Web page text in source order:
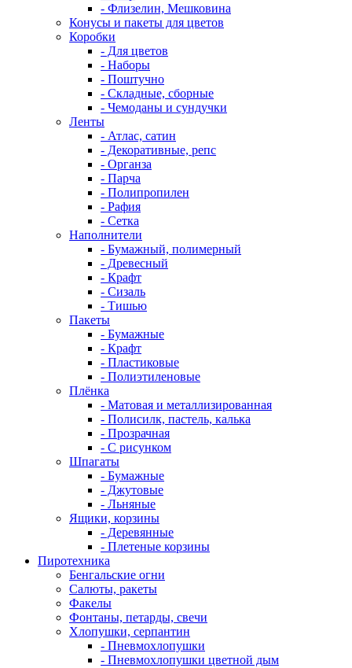
- Флизелин, Мешковина
Конусы и пакеты для цветов
Коробки
- Для цветов
- Наборы
- Поштучно
- Складные, сборные
- Чемоданы и сундучки
Ленты
- Атлас, сатин
- Декоративные, репс
- Органза
- Парча
- Полипропилен
- Рафия
- Сетка
Наполнители
- Бумажный, полимерный
- Древесный
- Крафт
- Сизаль
- Тишью
Пакеты
- Бумажные
- Крафт
- Пластиковые
- Полиэтиленовые
Плёнка
- Матовая и металлизированная
- Полисилк, пастель, калька
- Прозрачная
- С рисунком
Шпагаты
- Бумажные
- Джутовые
- Льняные
Ящики, корзины
- Деревянные
- Плетеные корзины
Пиротехника
Бенгальские огни
Салюты, ракеты
Факелы
Фонтаны, петарды, свечи
Хлопушки, серпантин
- Пневмохлопушки
- Пневмохлопушки цветной дым